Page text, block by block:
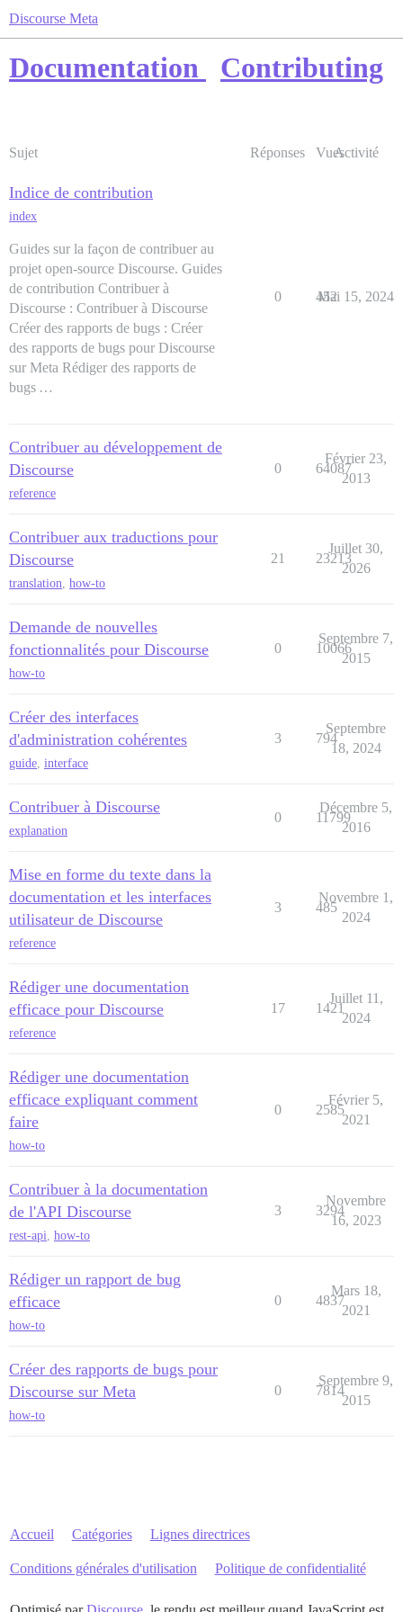
Discourse Meta
Documentation Contributing
Sujet Réponses VuesActivité
Indice de contribution
index
Guides sur la façon de contribuer au
projet open-source Discourse. Guides
de contribution Contribuer à
Discourse : Contribuer à Discourse
Créer des rapports de bugs : Créer
des rapports de bugs pour Discourse
sur Meta Rédiger des rapports de
bugs …
0 452
Mai 15, 2024
Contribuer au développement de
Discourse
reference
0 64087
Février 23,
2013
Contribuer aux traductions pour
Discourse
translation, how-to
21 23213
Juillet 30,
2026
Demande de nouvelles
fonctionnalités pour Discourse
how-to
0 10066
Septembre 7,
2015
Créer des interfaces
d'administration cohérentes
guide, interface
3 794
Septembre
18, 2024
Contribuer à Discourse
explanation
0 11799
Décembre 5,
2016
Mise en forme du texte dans la
documentation et les interfaces
utilisateur de Discourse
reference
3 485
Novembre 1,
2024
Rédiger une documentation
efficace pour Discourse
reference
17 1421
Juillet 11,
2024
Rédiger une documentation
efficace expliquant comment
faire
how-to
0 2585
Février 5,
2021
Contribuer à la documentation
de l'API Discourse
rest-api, how-to
3 3294
Novembre
16, 2023
Rédiger un rapport de bug
efficace
how-to
0 4837
Mars 18,
2021
Créer des rapports de bugs pour
Discourse sur Meta
how-to
0 7814
Septembre 9,
2015
Accueil Catégories Lignes directrices
Conditions générales d'utilisation Politique de confidentialité